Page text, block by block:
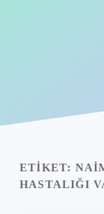
Yasal Uyarı
ETIKET:
HASTALIĞI